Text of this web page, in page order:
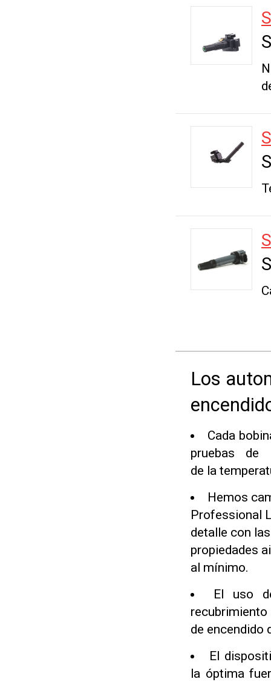
Los
Cada
pruebas de
de la
Hemos
Professional
detalle con
propiedades
al mínimo.
El uso
de encendido
El
la óptima